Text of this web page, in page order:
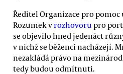
Ředitel Organizace pro
Rozumek vrozhovoru pro
se objevilo hned jedenáct
v nichž se běženci nacházejí.
nezakládá právo na
tedy budou odmítnuti.